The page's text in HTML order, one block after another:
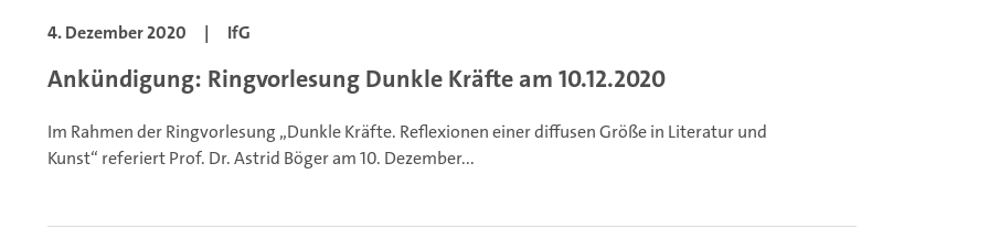
4. Dezember 2020 | IfG
Ankündigung: Ringvorlesung Dunkle Kräfte am 10.12.2020
Im Rahmen der Ringvorlesung „Dunkle Kräfte. Reflexionen einer diffusen Größe in Literatur und
Kunst“ referiert Prof. Dr. Astrid Böger am 10. Dezember...